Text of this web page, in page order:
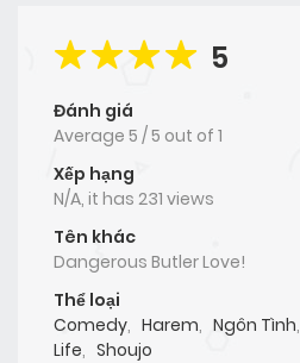
5
Đánh giá
Average 5 /5 out of 1
Xếp hạng
N/A, it has 231 views
Tên khác
Dangerous Butler Love!
Thể loại
Comedy, Harem, Ngôn Tình,
Life, Shoujo